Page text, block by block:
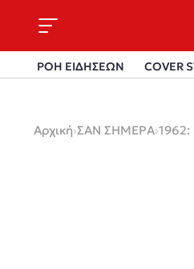
ΡΟΗ ΕΙΔΗΣΕΩΝ COVER
Αρχική›ΣΑΝ ΣΗΜΕΡΑ›1962: